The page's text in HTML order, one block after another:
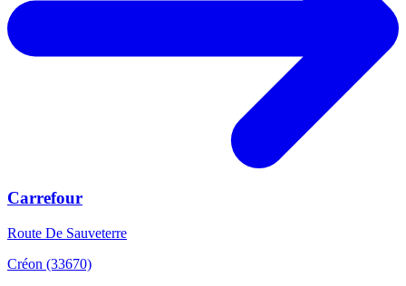
Carrefour
Route De Sauveterre
Créon (33670)